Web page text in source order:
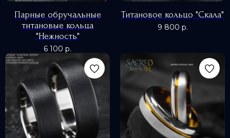
Парные обручальные
титановые кольца
"Нежность"
6 100 р.
Титановое кольцо "Скала"
9 800 р.